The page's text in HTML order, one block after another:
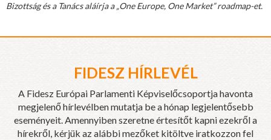
Bizottság és a Tanács aláírja a „One Europe, One Market” roadmap-et.
FIDESZ HÍRLEVÉL
A Fidesz Európai Parlamenti Képviselőcsoportja havonta
megjelenő hírlevélben mutatja be a hónap legjelentősebb
eseményeit. Amennyiben szeretne értesítőt kapni ezekről a
hírekről, kérjük az alábbi mezőket kitöltve iratkozzon fel